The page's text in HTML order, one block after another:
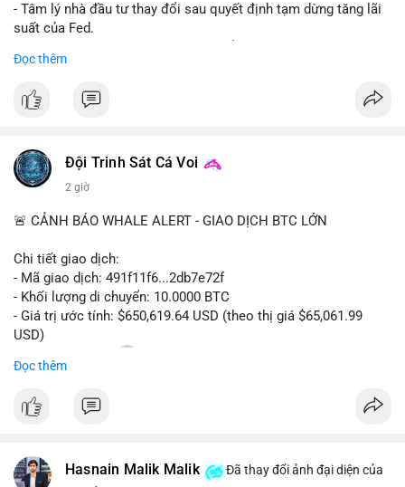
- Tâm lý nhà đầu tư thay đổi sau quyết định tạm dừng tăng lãi
suất của Fed.
theo.
#bitcoin #btc #cryptonews
#vlikevn #titanbot
📰 Nguồn: Cointelegraph
Đọc thêm
Đội Trinh Sát Cá Voi
2 giờ
🚨 CẢNH BÁO WHALE ALERT - GIAO DỊCH BTC LỚN
Chi tiết giao dịch:
- Mã giao dịch: 491f11f6...2db7e72f
- Khối lượng di chuyển: 10.0000 BTC
- Giá trị ước tính: $650,619.64 USD (theo thị giá $65,061.99
USD)
- Thời gian: 11:20
Nhận định phân tích hành vi của Cá voi dựa trên giao dịch này:
Giao dịch 10 BTC trị giá hơn 650 nghìn USD được thực hiện
lớn. Mức khối lượng này không quá lớn để gây áp lực bán trực
Đọc thêm
Hasnain Malik Malik
Đã thay đổi ảnh đại diện của